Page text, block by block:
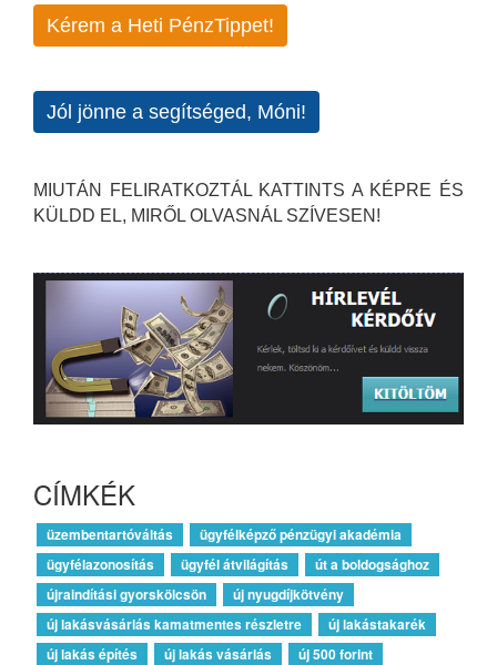
Kérem a Heti PénzTippet!
Jól jönne a segítséged, Móni!
MIUTÁN FELIRATKOZTÁL KATTINTS A KÉPRE ÉS
KÜLDD EL, MIRŐL OLVASNÁL SZÍVESEN!
CÍMKÉK
üzembentartóváltás
ügyfélképző pénzügyi akadémia
ügyfélazonosítás
ügyfél átvilágítás
út a boldogsághoz
újraindítási gyorskölcsön
új nyugdíjkötvény
új lakásvásárlás kamatmentes részletre
új lakástakarék
új lakás építés
új lakás vásárlás
új 500 forint